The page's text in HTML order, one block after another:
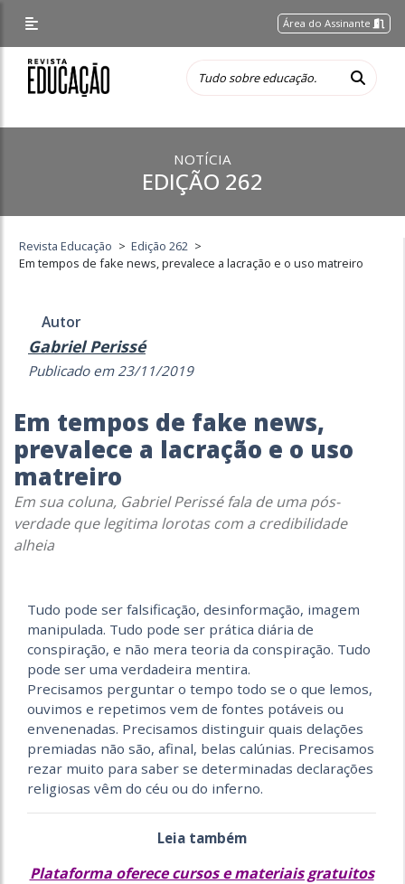
Área do Assinante
NOTÍCIA
EDIÇÃO 262
Revista Educação > Edição 262 >
Em tempos de fake news, prevalece a lacração e o uso matreiro
Autor
Gabriel Perissé
Publicado em 23/11/2019
Em tempos de fake news,
prevalece a lacração e o uso
matreiro
Em sua coluna, Gabriel Perissé fala de uma pós-
verdade que legitima lorotas com a credibilidade
alheia
Tudo pode ser falsificação, desinformação, imagem
manipulada. Tudo pode ser prática diária de
conspiração, e não mera teoria da conspiração. Tudo
pode ser uma verdadeira mentira.
Precisamos perguntar o tempo todo se o que lemos,
ouvimos e repetimos vem de fontes potáveis ou
envenenadas. Precisamos distinguir quais delações
premiadas não são, afinal, belas calúnias. Precisamos
rezar muito para saber se determinadas declarações
religiosas vêm do céu ou do inferno.
Leia também
Plataforma oferece cursos e materiais gratuitos